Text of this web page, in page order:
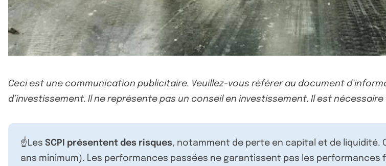
Ceci est une communication publicitaire. Veuillez-vous référer au document
d’investissement. Il ne représente pas un conseil en investissement. Il est
☝️Les SCPI présentent des risques, notamment de perte en capital et de liquidité.
ans minimum). Les performances passées ne garantissent pas les